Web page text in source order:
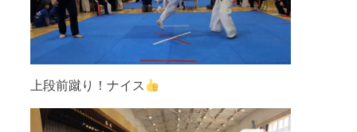
上段前蹴り！ナイス